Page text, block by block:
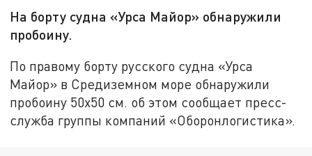
На борту судна «Урса Майор» обнаружили
пробоину.
По правому борту русского судна «Урса
Майор» в Средиземном море обнаружили
пробоину 50х50 см. об этом сообщает пресс-
служба группы компаний «Оборонлогистика».